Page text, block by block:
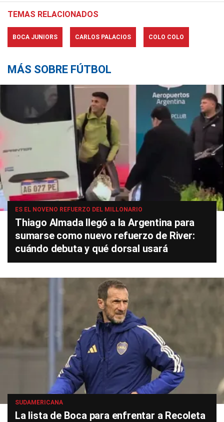
TEMAS RELACIONADOS
BOCA JUNIORS CARLOS PALACIOS COLO COLO
MÁS SOBRE FÚTBOL
ES EL NOVENO REFUERZO DEL MILLONARIO
Thiago Almada llegó a la Argentina para
sumarse como nuevo refuerzo de River:
cuándo debuta y qué dorsal usará
SUDAMERICANA
La lista de Boca para enfrentar a Recoleta